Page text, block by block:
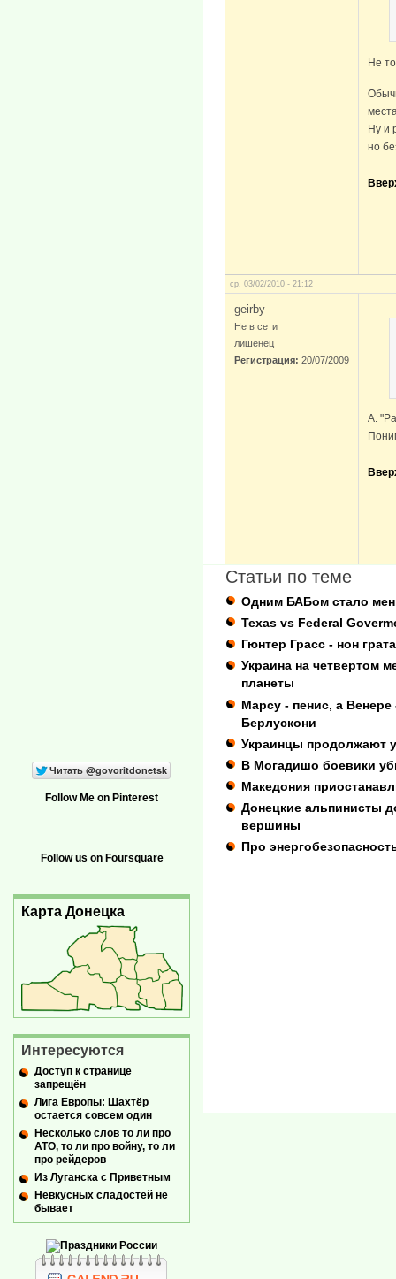
Не
Ну и
но
ср, 03/02/2010 - 21:12
geirby
Не в сети
лишенец
Регистрация: 20/07/2009
А.
Статьи по теме
Одним БАБом стало
Texas vs Federal
Гюнтер Грасс - нон
Украина на четвертом
планеты
Марсу - пенис, а Венере
Берлускони
Украинцы продолжают
В Могадишо боевики
Македония
Донецкие альпинисты
вершины
Про
Follow Me on Pinterest
Follow us on Foursquare
Карта Донецка
Интересуются
Доступ к странице
запрещён
Лига Европы: Шахтёр
остается совсем один
Несколько слов то ли про
АТО, то ли про войну, то ли
про рейдеров
Из Луганска с Приветным
Невкусных сладостей не
бывает